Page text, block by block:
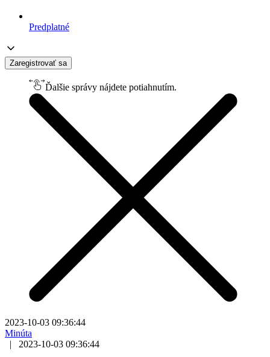
Predplatné
Zaregistrovať sa
Ďalšie správy nájdete potiahnutím.
2023-10-03 09:36:44
Minúta
|
2023-10-03 09:36:44